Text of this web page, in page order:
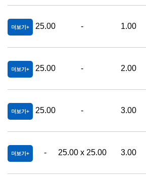
더보기 25.00 - 1.00
더보기 25.00 - 2.00
더보기 25.00 - 3.00
더보기 - 25.00 x 25.00 3.00